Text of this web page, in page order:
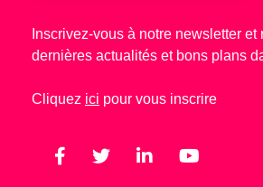
Inscrivez-vous à notre newsletter et
dernières actualités et bons plans
Cliquez ici pour vous inscrire